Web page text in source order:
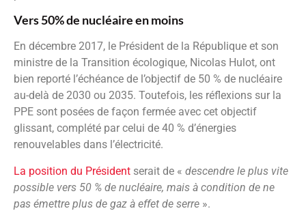
Vers 50% de nucléaire en moins
En décembre 2017, le Président de la République et son
ministre de la Transition écologique, Nicolas Hulot, ont
bien reporté l’échéance de l’objectif de 50 % de nucléaire
au-delà de 2030 ou 2035. Toutefois, les réflexions sur la
PPE sont posées de façon fermée avec cet objectif
glissant, complété par celui de 40 % d’énergies
renouvelables dans l’électricité.
La position du Président serait de « descendre le plus vite
possible vers 50 % de nucléaire, mais à condition de ne
pas émettre plus de gaz à effet de serre ».